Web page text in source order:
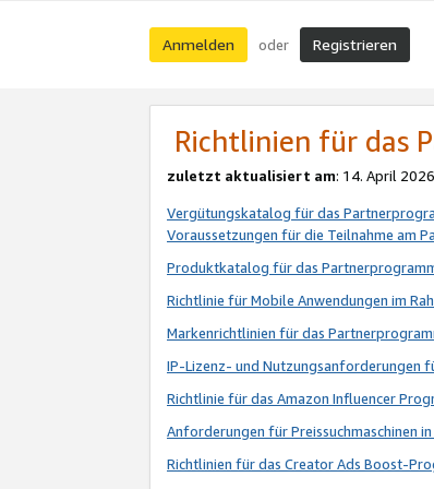
Anmelden oder Registrieren
Richtlinien für das
zuletzt aktualisiert am: 14. April
Vergütungskatalog für das
Voraussetzungen für die Teilnahme am
Produktkatalog für das
Richtlinie für Mobile Anwendungen im
Markenrichtlinien für das
IP-Lizenz- und Nutzungsanforderungen
Richtlinie für das Amazon Influencer
Anforderungen für Preissuchmaschinen
Richtlinien für das Creator Ads Boost-